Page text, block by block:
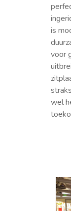
is
voor
wel